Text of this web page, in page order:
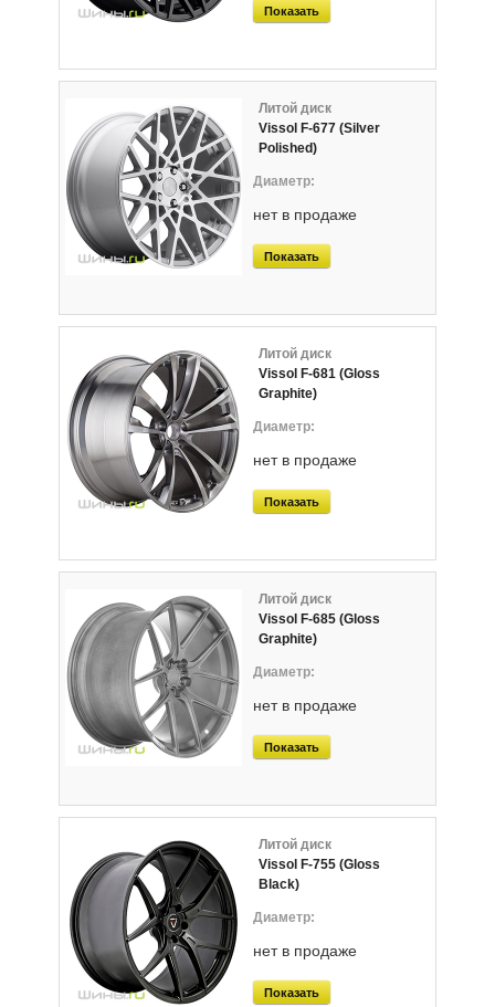
Показать
Литой диск
Vissol F-677 (Silver
Polished)
нет в продаже
Показать
Литой диск
Vissol F-681 (Gloss
Graphite)
нет в продаже
Показать
Литой диск
Vissol F-685 (Gloss
Graphite)
нет в продаже
Показать
Литой диск
Vissol F-755 (Gloss
Black)
нет в продаже
Показать